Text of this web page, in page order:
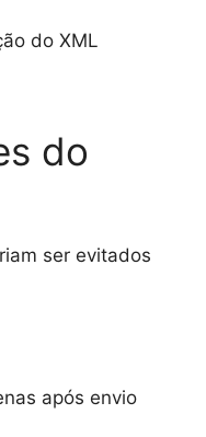
do XML
do
ser evitados
após envio